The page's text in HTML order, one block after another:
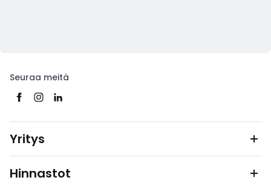
Seuraa meitä
Yritys
Hinnastot